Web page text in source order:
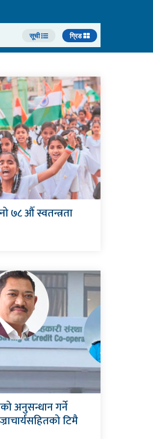
सूची ग्रिड
औँ स्वतन्त्रता
अनुसन्धान गर्ने
टिमै